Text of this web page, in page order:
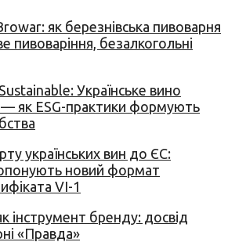
як березнівська пивоварня
пивоваріння, безалкогольні
Українське вино
— як ESG-практики формують
українських вин до ЄС:
новий формат
VI-1
інструмент бренду: досвід
«Правда»